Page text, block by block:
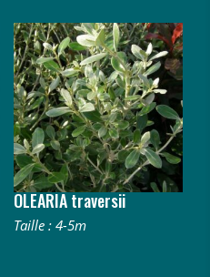
OLEARIA traversii
Taille : 4-5m